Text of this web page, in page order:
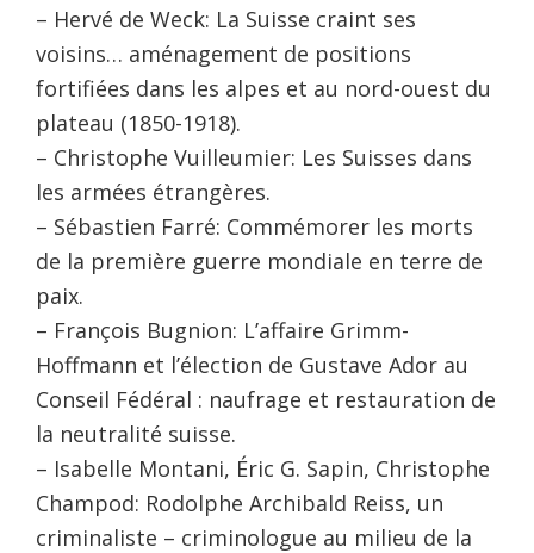
– Hervé de Weck: La Suisse craint ses
voisins… aménagement de positions
fortifiées dans les alpes et au nord-ouest du
plateau (1850-1918).
– Christophe Vuilleumier: Les Suisses dans
les armées étrangères.
– Sébastien Farré: Commémorer les morts
de la première guerre mondiale en terre de
paix.
– François Bugnion: L’affaire Grimm-
Hoffmann et l’élection de Gustave Ador au
Conseil Fédéral : naufrage et restauration de
la neutralité suisse.
– Isabelle Montani, Éric G. Sapin, Christophe
Champod: Rodolphe Archibald Reiss, un
criminaliste – criminologue au milieu de la